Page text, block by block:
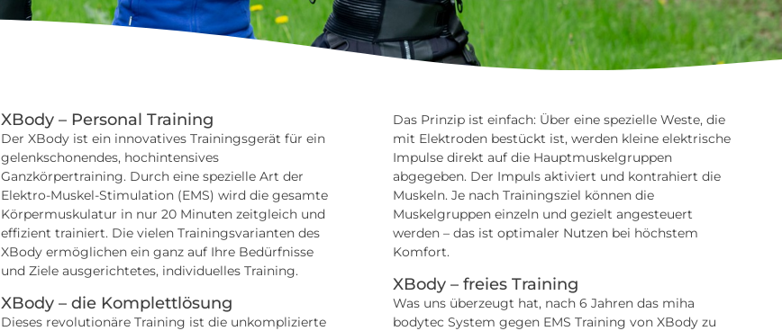
XBody – Personal Training
Der XBody ist ein innovatives Trainingsgerät für ein
gelenkschonendes, hochintensives
Ganzkörpertraining. Durch eine spezielle Art der
Elektro-Muskel-Stimulation (EMS) wird die gesamte
Körpermuskulatur in nur 20 Minuten zeitgleich und
effizient trainiert. Die vielen Trainingsvarianten des
XBody ermöglichen ein ganz auf Ihre Bedürfnisse
und Ziele ausgerichtetes, individuelles Training.
XBody – die Komplettlösung
Dieses revolutionäre Training ist die unkomplizierte
Das Prinzip ist einfach: Über eine spezielle Weste, die
mit Elektroden bestückt ist, werden kleine elektrische
Impulse direkt auf die Hauptmuskelgruppen
abgegeben. Der Impuls aktiviert und kontrahiert die
Muskeln. Je nach Trainingsziel können die
Muskelgruppen einzeln und gezielt angesteuert
werden – das ist optimaler Nutzen bei höchstem
Komfort.
XBody – freies Training
Was uns überzeugt hat, nach 6 Jahren das miha
bodytec System gegen EMS Training von XBody zu